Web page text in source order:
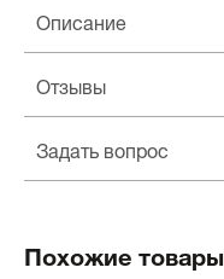
Описание
Отзывы
Задать вопрос
Похожие товары